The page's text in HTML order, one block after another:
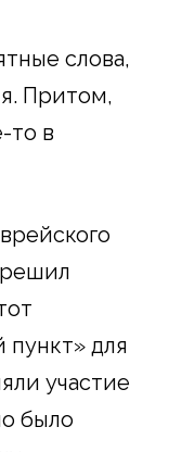
слова,
Притом,
то в
пункт» для
участие
было